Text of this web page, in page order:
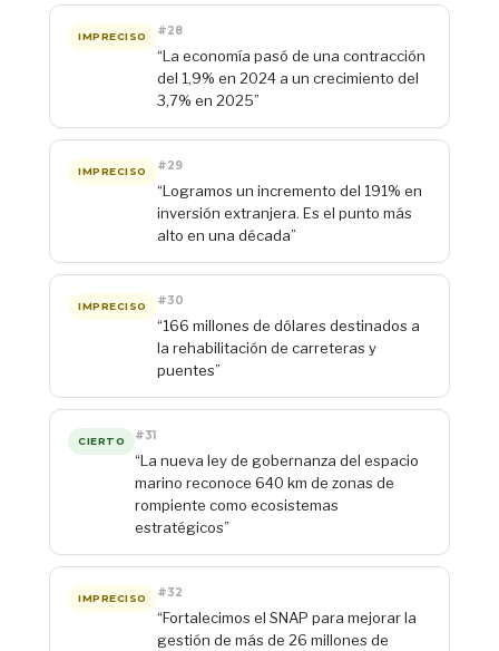
IMPRECISO #28
“La economía pasó de una contracción
del 1,9% en 2024 a un crecimiento del
3,7% en 2025”
IMPRECISO #29
“Logramos un incremento del 191% en
inversión extranjera. Es el punto más
alto en una década”
IMPRECISO #30
“166 millones de dólares destinados a
la rehabilitación de carreteras y
puentes”
CIERTO #31
“La nueva ley de gobernanza del espacio
marino reconoce 640 km de zonas de
rompiente como ecosistemas
estratégicos”
IMPRECISO #32
“Fortalecimos el SNAP para mejorar la
gestión de más de 26 millones de